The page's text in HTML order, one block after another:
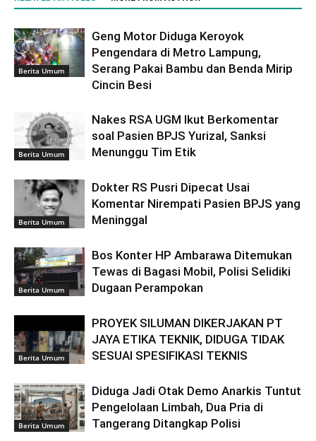
Berita Umum
Geng Motor Diduga Keroyok
Pengendara di Metro Lampung,
Serang Pakai Bambu dan Benda Mirip
Cincin Besi
Berita Umum
Nakes RSA UGM Ikut Berkomentar
soal Pasien BPJS Yurizal, Sanksi
Menunggu Tim Etik
Berita Umum
Dokter RS Pusri Dipecat Usai
Komentar Nirempati Pasien BPJS yang
Meninggal
Berita Umum
Bos Konter HP Ambarawa Ditemukan
Tewas di Bagasi Mobil, Polisi Selidiki
Dugaan Perampokan
Berita Umum
PROYEK SILUMAN DIKERJAKAN PT
JAYA ETIKA TEKNIK, DIDUGA TIDAK
SESUAI SPESIFIKASI TEKNIS
Berita Umum
Diduga Jadi Otak Demo Anarkis Tuntut
Pengelolaan Limbah, Dua Pria di
Tangerang Ditangkap Polisi